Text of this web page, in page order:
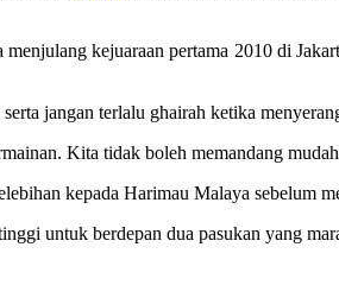
kejuaraan pertama 2010 di
jangan terlalu ghairah ketika
Kita tidak boleh memandang
kepada Harimau Malaya sebelum
untuk berdepan dua pasukan yang